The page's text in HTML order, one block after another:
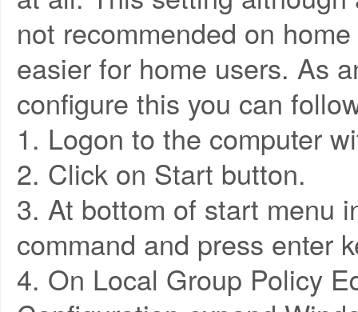
not recommended on
easier for home users. As
configure this you can
1. Logon to the computer
2. Click on Start button.
3. At bottom of start menu
command and press enter
4. On Local Group Policy